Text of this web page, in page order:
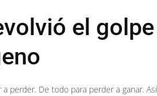
el
a perder. De todo para perder a ganar.